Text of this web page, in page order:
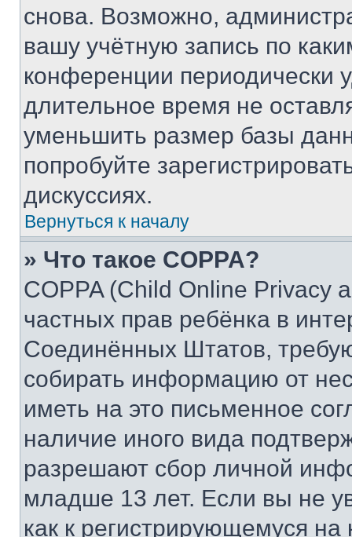
снова. Возможно,
вашу учётную запись по
конференции периодически
длительное время не
уменьшить размер базы
попробуйте
дискуссиях.
Вернуться к началу
» Что такое COPPA?
COPPA (Child Online Privacy
частных прав ребёнка в
Соединённых Штатов,
собирать информацию от
иметь на это письменное
наличие иного вида
разрешают сбор личной
младше 13 лет. Если вы не
как к регистрирующемуся